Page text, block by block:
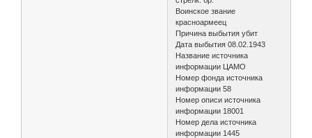
Воинское звание
красноармеец
Причина выбытия убит
Дата выбытия 08.02.1943
Название источника
информации ЦАМО
Номер фонда источника
информации 58
Номер описи источника
информации 18001
Номер дела источника
информации 1445